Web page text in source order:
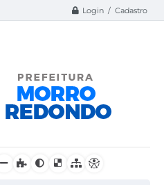
Login / Cadastro